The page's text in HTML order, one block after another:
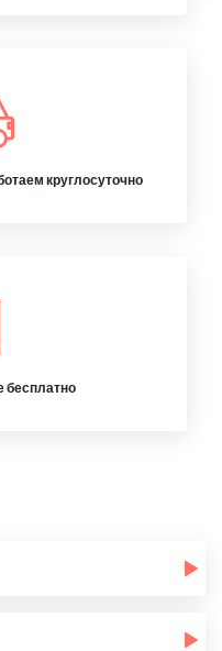
круглосуточно
бесплатно